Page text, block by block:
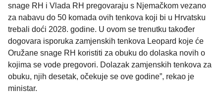
snage RH i Vlada RH pregovaraju s Njemačkom vezano
za nabavu do 50 komada ovih tenkova koji bi u Hrvatsku
trebali doći 2028. godine. U ovom se trenutku također
dogovara isporuka zamjenskih tenkova Leopard koje će
Oružane snage RH koristiti za obuku do dolaska novih o
kojima se vode pregovori. Dolazak zamjenskih tenkova za
obuku, njih desetak, očekuje se ove godine”, rekao je
ministar.